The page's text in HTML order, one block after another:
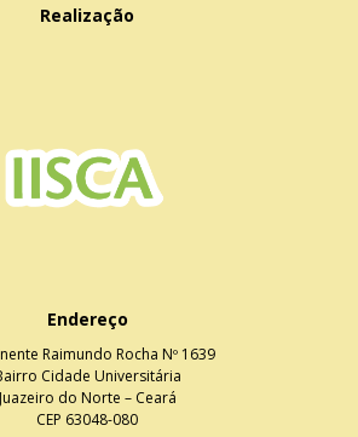
Realização
Endereço
Raimundo Rocha Nº 1639
Cidade Universitária
Juazeiro do Norte – Ceará
CEP 63048-080